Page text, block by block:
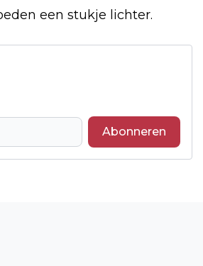
een stukje lichter.
Abonneren
MICHELINSTER KWIJT